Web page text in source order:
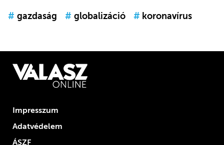
# gazdaság # globalizáció # koronavírus
Impresszum
Adatvédelem
ÁSZF